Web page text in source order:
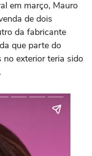
em março, Mauro
de dois
da fabricante
que parte do
no exterior teria sido